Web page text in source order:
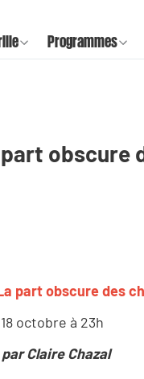
Programmes
obscure
part obscure des
octobre à 23h
Claire Chazal